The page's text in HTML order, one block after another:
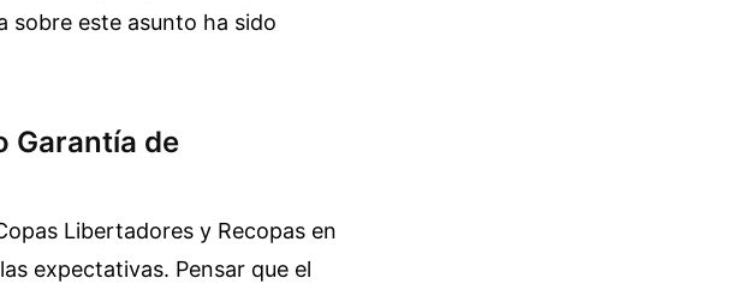
sobre este asunto ha sido
Garantía de
Libertadores y Recopas en
expectativas. Pensar que el